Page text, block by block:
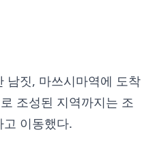
남짓, 마쓰시마역에 도착
조성된 지역까지는 조
이동했다.